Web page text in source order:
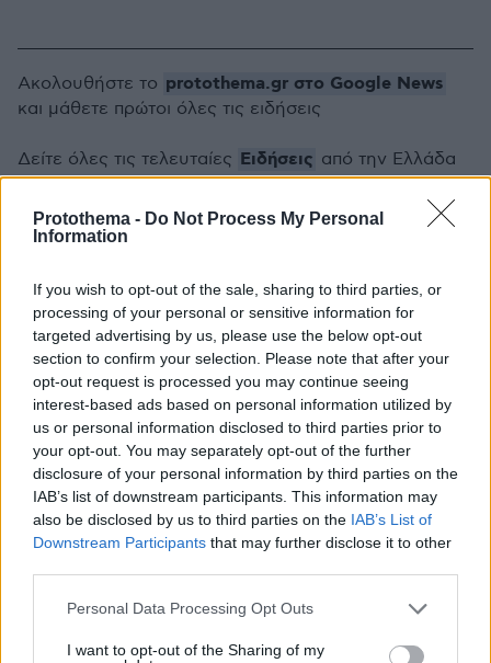
Protothema - Do Not Process My Personal
Information
If you wish to opt-out of the sale, sharing to third parties, or
processing of your personal or sensitive information for
targeted advertising by us, please use the below opt-out
section to confirm your selection. Please note that after your
opt-out request is processed you may continue seeing
interest-based ads based on personal information utilized by
us or personal information disclosed to third parties prior to
your opt-out. You may separately opt-out of the further
disclosure of your personal information by third parties on the
IAB’s list of downstream participants. This information may
also be disclosed by us to third parties on the IAB’s List of
Downstream Participants that may further disclose it to other
Please note that this website/app uses one or more Google
not limited to your visit or usage behaviour. You may click to
Personal Data Processing Opt Outs
I want to opt-out of the Sharing of my
Ακολουθήστε το protothema.gr στο Google News
και μάθετε πρώτοι όλες τις ειδήσεις
Δείτε όλες τις τελευταίες Ειδήσεις από την Ελλάδα
και τον Κόσμο, τη στιγμή που συμβαίνουν, στο
Protothema.gr